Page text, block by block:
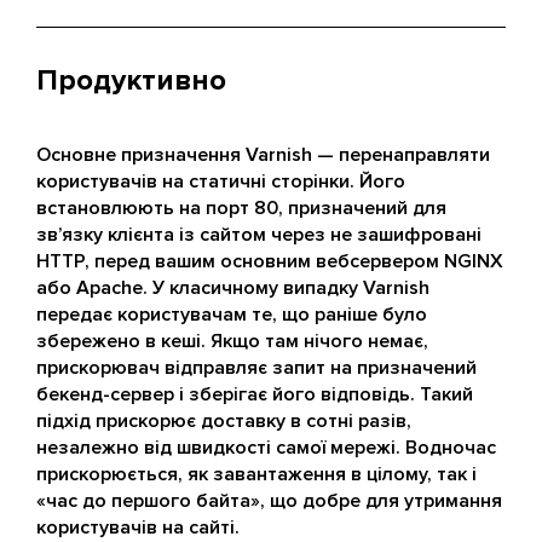
Продуктивно
Основне призначення Varnish — перенаправляти
користувачів на статичні сторінки. Його
встановлюють на порт 80, призначений для
зв’язку клієнта із сайтом через не зашифровані
HTTP, перед вашим основним вебсервером NGINX
або Apache. У класичному випадку Varnish
передає користувачам те, що раніше було
збережено в кеші. Якщо там нічого немає,
прискорювач відправляє запит на призначений
бекенд-сервер і зберігає його відповідь. Такий
підхід прискорює доставку в сотні разів,
незалежно від швидкості самої мережі. Водночас
прискорюється, як завантаження в цілому, так і
«час до першого байта», що добре для утримання
користувачів на сайті.